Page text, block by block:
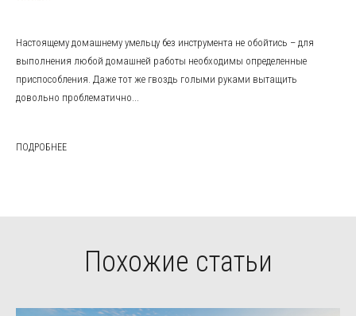
Настоящему домашнему умельцу без инструмента не обойтись – для
выполнения любой домашней работы необходимы определенные
приспособления. Даже тот же гвоздь голыми руками вытащить
довольно проблематично...
ПОДРОБНЕЕ
Похожие статьи